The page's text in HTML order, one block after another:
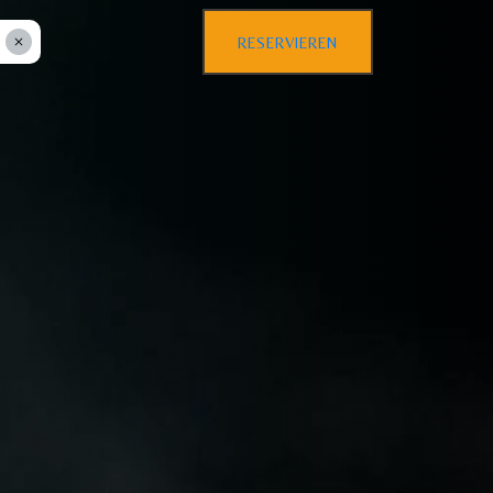
RESERVIEREN